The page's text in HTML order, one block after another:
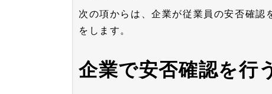
次の項からは、企業が従業員の安否確認
をします。
企業で安否確認を行